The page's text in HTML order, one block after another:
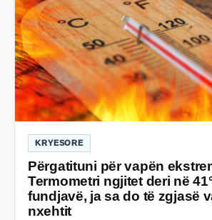
KRYESORE
Përgatituni për vapën
Termometri ngjitet deri në
fundjavë, ja sa do të zgjasë
nxehtit